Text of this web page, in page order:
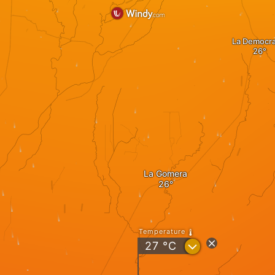
La Gomera
La
Temperature
27 °C ?